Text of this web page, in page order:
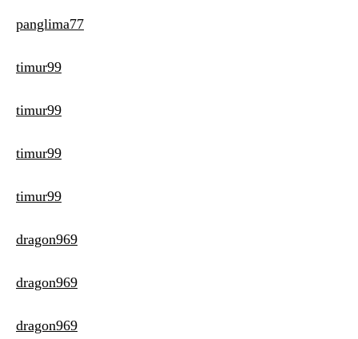
panglima77
timur99
timur99
timur99
timur99
dragon969
dragon969
dragon969